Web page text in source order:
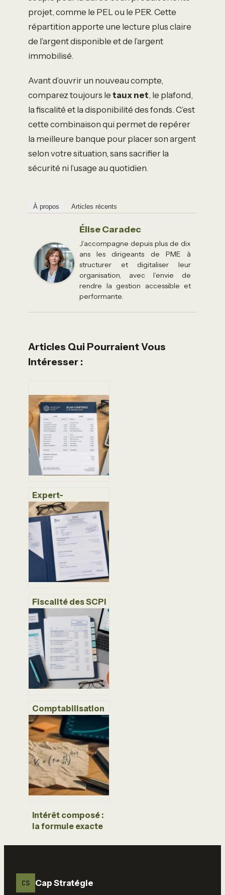
projet, comme le PEL ou le PER. Cette
répartition apporte une lecture plus claire
de l’argent disponible et de l’argent
immobilisé.
Avant d’ouvrir un nouveau compte,
comparez toujours le taux net, le plafond,
la fiscalité et la disponibilité des fonds. C’est
cette combinaison qui permet de repérer
la meilleure banque pour placer son argent
selon votre situation, sans sacrifier la
sécurité ni l’usage au quotidien.
À propos Articles récents
Élise Caradec
J’accompagne depuis plus de dix
ans les dirigeants de PME à
structurer et digitaliser leur
organisation, avec l’envie de
rendre la gestion accessible et
performante.
Articles Qui Pourraient Vous
Intéresser :
Expert-
comptable pour
SASU : 30 %
d’économie et 4
pièges à éviter
lors du choix de
votre cabinet
Fiscalité des SCPI
étrangères :
comment
optimiser vos
revenus et éviter
la double
imposition
Comptabilisation
des prestations
de service :
comptes 706, 604
ou 611, comment
choisir sans
erreur ?
Intérêt composé :
la formule exacte
décupler votre
CS Cap Stratégie